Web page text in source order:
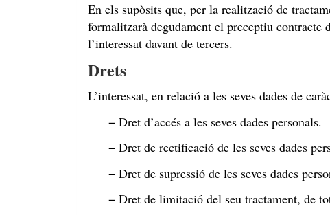
En els supòsits que, per la realització de
formalitzarà degudament el preceptiu contracte
l’interessat davant de tercers.
Drets
L’interessat, en relació a les seves dades de
− Dret d’accés a les seves dades personals.
− Dret de rectificació de les seves dades
− Dret de supressió de les seves dades
− Dret de limitació del seu tractament, de